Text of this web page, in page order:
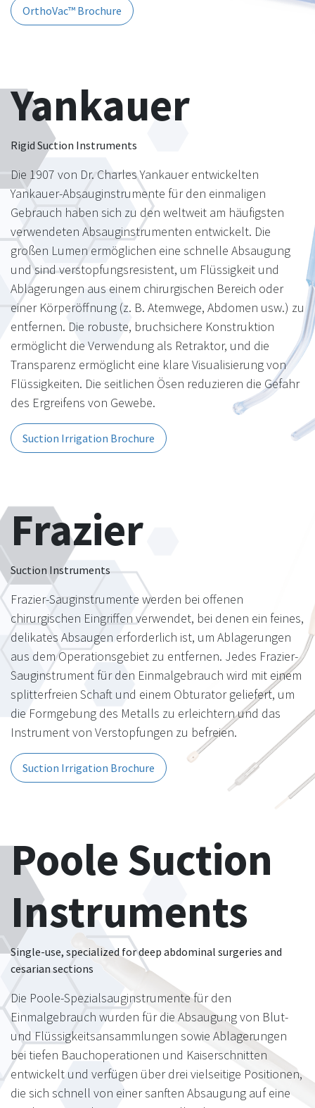
OrthoVac™ Brochure
Yankauer
Rigid Suction Instruments
Die 1907 von Dr. Charles Yankauer entwickelten
Yankauer-Absauginstrumente für den einmaligen
Gebrauch haben sich zu den weltweit am häufigsten
verwendeten Absauginstrumenten entwickelt. Die
großen Lumen ermöglichen eine schnelle Absaugung
und sind verstopfungsresistent, um Flüssigkeit und
Ablagerungen aus einem chirurgischen Bereich oder
einer Körperöffnung (z. B. Atemwege, Abdomen usw.) zu
entfernen. Die robuste, bruchsichere Konstruktion
ermöglicht die Verwendung als Retraktor, und die
Transparenz ermöglicht eine klare Visualisierung von
Flüssigkeiten. Die seitlichen Ösen reduzieren die Gefahr
des Ergreifens von Gewebe.
Suction Irrigation Brochure
Frazier
Suction Instruments
Frazier-Sauginstrumente werden bei offenen
chirurgischen Eingriffen verwendet, bei denen ein feines,
delikates Absaugen erforderlich ist, um Ablagerungen
aus dem Operationsgebiet zu entfernen. Jedes Frazier-
Sauginstrument für den Einmalgebrauch wird mit einem
splitterfreien Schaft und einem Obturator geliefert, um
die Formgebung des Metalls zu erleichtern und das
Instrument von Verstopfungen zu befreien.
Suction Irrigation Brochure
Poole Suction
Instruments
Single-use, specialized for deep abdominal surgeries and
cesarian sections
Die Poole-Spezialsauginstrumente für den
Einmalgebrauch wurden für die Absaugung von Blut-
und Flüssigkeitsansammlungen sowie Ablagerungen
bei tiefen Bauchoperationen und Kaiserschnitten
entwickelt und verfügen über drei vielseitige Positionen,
die sich schnell von einer sanften Absaugung auf eine